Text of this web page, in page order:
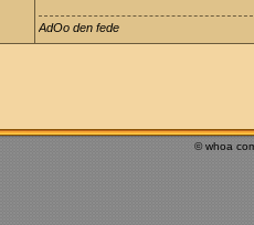
AdOo den fede
© whoa